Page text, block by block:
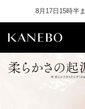
8月17日15時半